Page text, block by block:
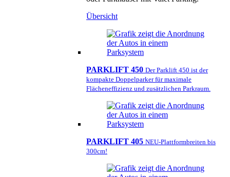
Übersicht
PARKLIFT 450 Der Parklift 450 ist der
kompakte Doppelparker für maximale
Flächeneffizienz und zusätzlichen Parkraum.
PARKLIFT 405 NEU-Plattformbreiten bis
300cm!